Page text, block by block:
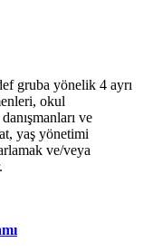
gruba yönelik 4 ayrı
okul
ve
yaş yönetimi
ve/veya